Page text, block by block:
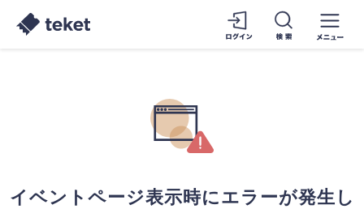
イベントページ表示時にエラーが発生し